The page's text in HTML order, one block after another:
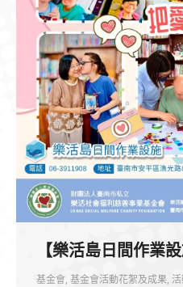
【樂活島日間作業
基金會, 基金會活動花絮及成果,